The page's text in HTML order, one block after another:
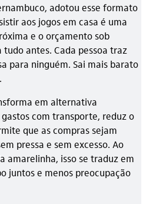
adotou esse formato
aos jogos em casa é uma
e o orçamento sob
antes. Cada pessoa traz
para ninguém. Sai mais barato
em alternativa
com transporte, reduz o
que as compras sejam
pressa e sem excesso. Ao
amarelinha, isso se traduz em
juntos e menos preocupação